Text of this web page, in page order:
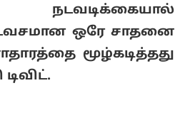
நடவடிக்கையால்
ஒரே சாதனை
மூழ்கடித்தது